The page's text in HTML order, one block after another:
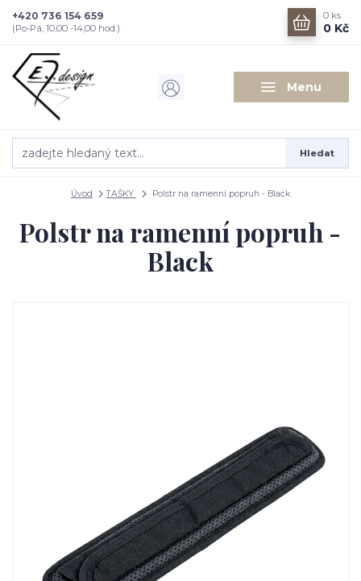
Menu
Hledat
+420 736 154 659
(Po-Pá, 10,00 -14,00 hod.)
0 ks
0 Kč
Úvod TAŠKY Polstr na ramenní popruh - Black
Polstr na ramenní popruh -
Black